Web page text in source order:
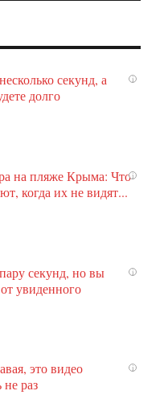
i
секунд, а
долго
i
на пляже Крыма: Что
когда их не видят...
i
секунд, но вы
увиденного
i
это видео
раз